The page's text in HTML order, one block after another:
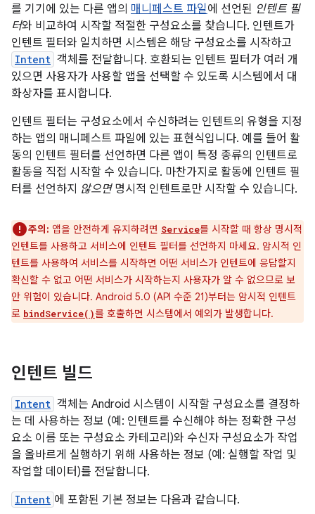
를 기기에 있는 다른 앱의 매니페스트 파일에 선언된 인텐트 필
터와 비교하여 시작할 적절한 구성요소를 찾습니다. 인텐트가
인텐트 필터와 일치하면 시스템은 해당 구성요소를 시작하고
Intent 객체를 전달합니다. 호환되는 인텐트 필터가 여러 개
있으면 사용자가 사용할 앱을 선택할 수 있도록 시스템에서 대
화상자를 표시합니다.
인텐트 필터는 구성요소에서 수신하려는 인텐트의 유형을 지정
하는 앱의 매니페스트 파일에 있는 표현식입니다. 예를 들어 활
동의 인텐트 필터를 선언하면 다른 앱이 특정 종류의 인텐트로
활동을 직접 시작할 수 있습니다. 마찬가지로 활동에 인텐트 필
터를 선언하지 않으면명시적 인텐트로만 시작할 수 있습니다.
주의: 앱을 안전하게 유지하려면 Service를 시작할 때 항상 명시적
인텐트를 사용하고 서비스에 인텐트 필터를 선언하지 마세요. 암시적 인
텐트를 사용하여 서비스를 시작하면 어떤 서비스가 인텐트에 응답할지
확신할 수 없고 어떤 서비스가 시작하는지 사용자가 알 수 없으므로 보
안 위험이 있습니다. Android 5.0 (API 수준 21)부터는 암시적 인텐트
로 bindService()를 호출하면 시스템에서 예외가 발생합니다.
인텐트 빌드
Intent 객체는 Android 시스템이 시작할 구성요소를 결정하
는 데 사용하는 정보 (예: 인텐트를 수신해야 하는 정확한 구성
요소 이름 또는 구성요소 카테고리)와 수신자 구성요소가 작업
을 올바르게 실행하기 위해 사용하는 정보 (예: 실행할 작업 및
작업할 데이터)를 전달합니다.
Intent 에 포함된 기본 정보는 다음과 같습니다.